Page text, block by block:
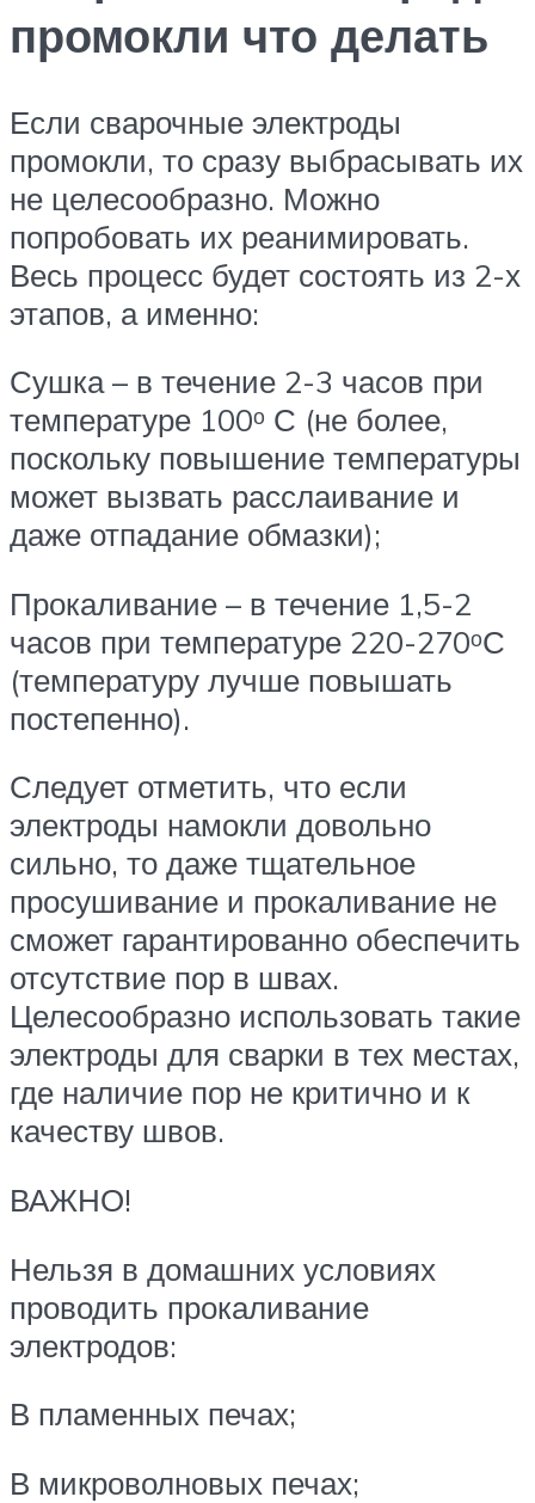
промокли что делать
Если сварочные электроды
промокли, то сразу выбрасывать их
не целесообразно. Можно
попробовать их реанимировать.
Весь процесс будет состоять из 2-х
этапов, а именно:
Сушка – в течение 2-3 часов при
температуре 100ᵒ С (не более,
поскольку повышение температуры
может вызвать расслаивание и
даже отпадание обмазки);
Прокаливание – в течение 1,5-2
часов при температуре 220-270ᵒС
(температуру лучше повышать
постепенно).
Следует отметить, что если
электроды намокли довольно
сильно, то даже тщательное
просушивание и прокаливание не
сможет гарантированно обеспечить
отсутствие пор в швах.
Целесообразно использовать такие
электроды для сварки в тех местах,
где наличие пор не критично и к
качеству швов.
ВАЖНО!
Нельзя в домашних условиях
проводить прокаливание
электродов:
В пламенных печах;
В микроволновых печах;